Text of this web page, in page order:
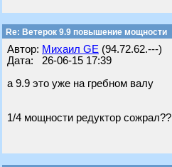
Re: Ветерок 9.9 повышение мощности
Автор: Михаил GE (94.72.62.---)
Дата: 26-06-15 17:39
а 9.9 это уже на гребном валу
1/4 мощности редуктор сожрал??